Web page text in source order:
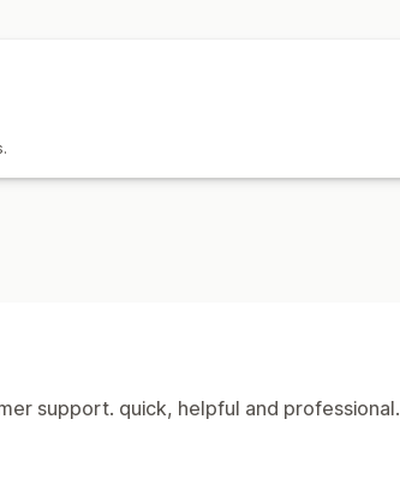
rzeczywistym
support. quick, helpful and professional.